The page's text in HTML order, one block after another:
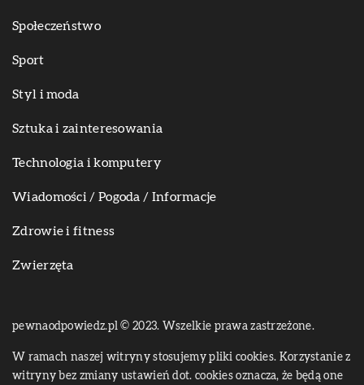
Społeczeństwo
Sport
Styl i moda
Sztuka i zainteresowania
Technologia i komputery
Wiadomości / Pogoda / Informacje
Zdrowie i fitness
Zwierzęta
pewnaodpowiedz.pl © 2023. Wszelkie prawa zastrzeżone.
W ramach naszej witryny stosujemy pliki cookies. Korzystanie z
witryny bez zmiany ustawień dot. cookies oznacza, że będą one